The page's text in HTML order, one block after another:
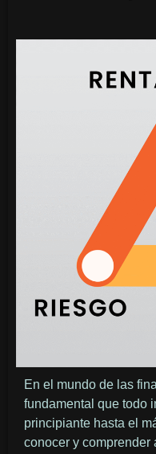
En el mundo de las
fundamental que todo
principiante hasta el
conocer y comprender